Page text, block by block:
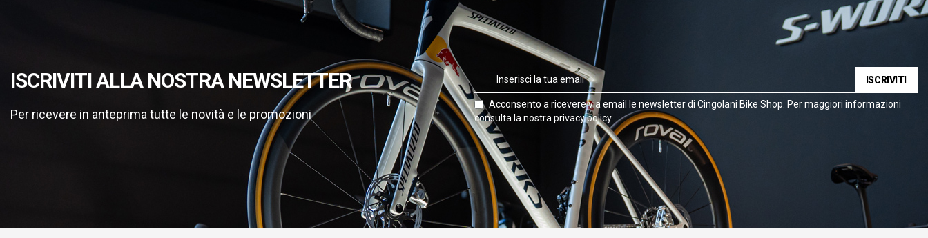
ISCRIVITI ALLA NOSTRA NEWSLETTER
Per ricevere in anteprima tutte le novità e le promozioni
ISCRIVITI
Acconsento a ricevere via email le newsletter di Cingolani Bike Shop. Per maggiori informazioni
consulta la nostra privacy policy.